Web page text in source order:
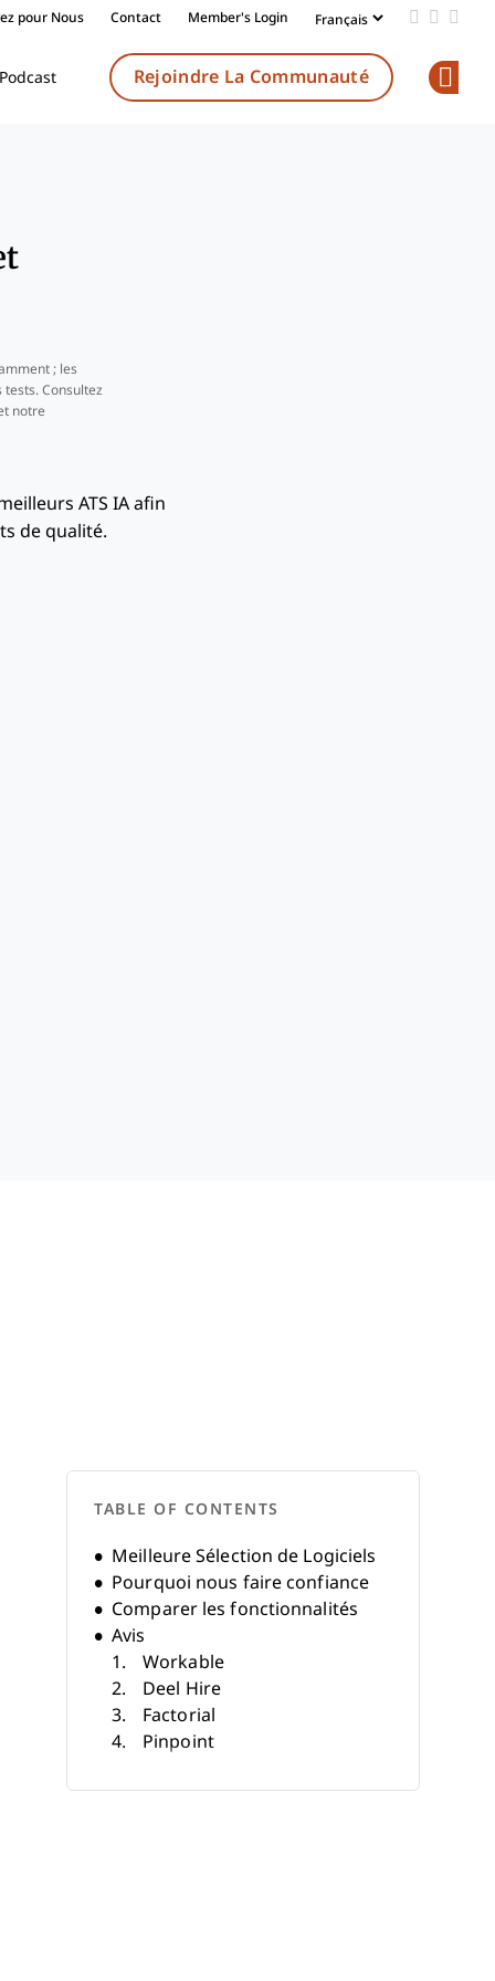
pour Nous Contact Member's Login Add us
Follow
Podcast Rejoindre La Communauté
; les
Consultez
notre
ATS IA afin
de qualité.
TABLE OF CONTENTS
Meilleure Sélection de Logiciels
Pourquoi nous faire confiance
Comparer les fonctionnalités
Avis
Workable
Deel Hire
Factorial
Pinpoint
Manatal